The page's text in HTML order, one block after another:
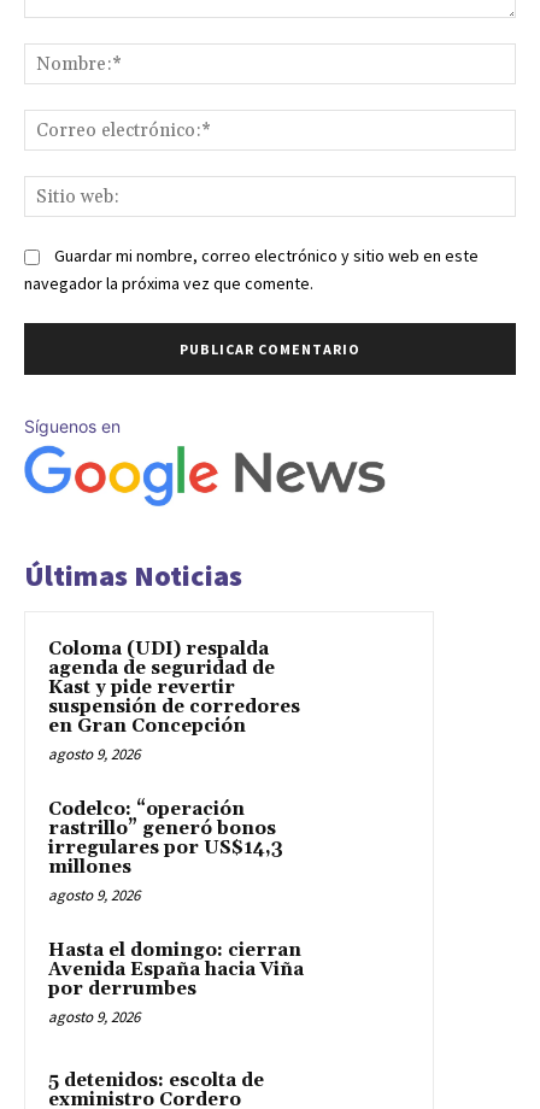
Guardar mi nombre, correo electrónico y sitio web en este
navegador la próxima vez que comente.
Síguenos en
Últimas Noticias
Coloma (UDI) respalda
agenda de seguridad de
Kast y pide revertir
suspensión de corredores
en Gran Concepción
agosto 9, 2026
Codelco: “operación
rastrillo” generó bonos
irregulares por US$14,3
millones
agosto 9, 2026
Hasta el domingo: cierran
Avenida España hacia Viña
por derrumbes
agosto 9, 2026
5 detenidos: escolta de
exministro Cordero